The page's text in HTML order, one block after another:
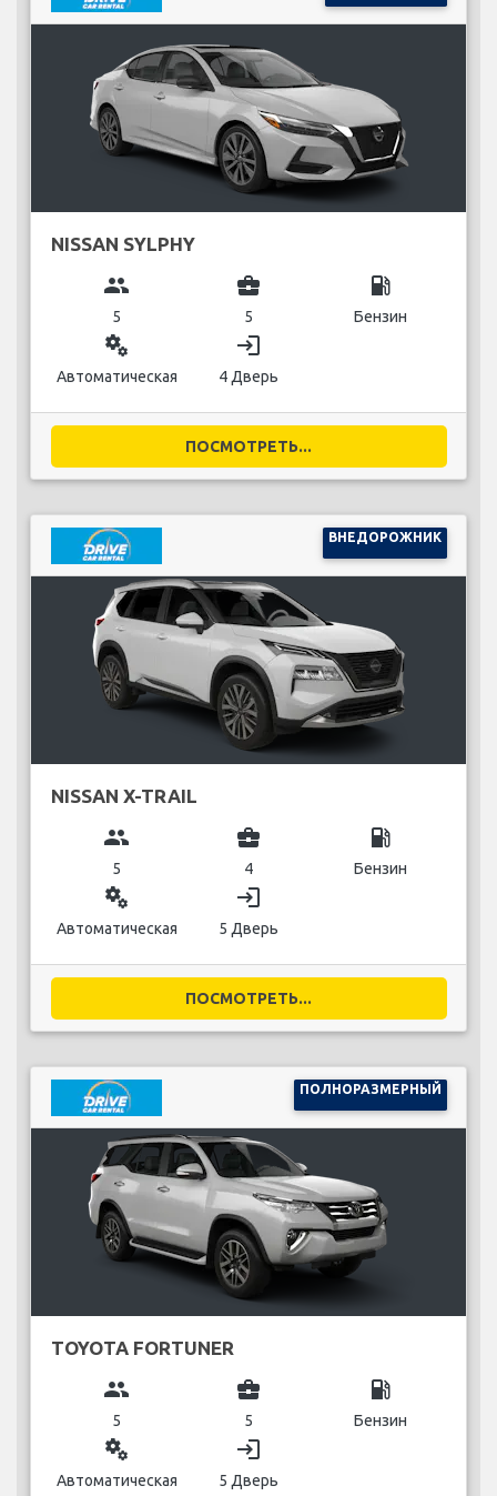
NISSAN SYLPHY
group
5
business_center
5
local_gas_station
Бензин
miscellaneous_services
Автоматическая
login
4 Дверь
ПОСМОТРЕТЬ...
ВНЕДОРОЖНИК
NISSAN X-TRAIL
group
5
business_center
4
local_gas_station
Бензин
miscellaneous_services
Автоматическая
login
5 Дверь
ПОСМОТРЕТЬ...
ПОЛНОРАЗМЕРНЫЙ
TOYOTA FORTUNER
group
5
business_center
5
local_gas_station
Бензин
miscellaneous_services
Автоматическая
login
5 Дверь